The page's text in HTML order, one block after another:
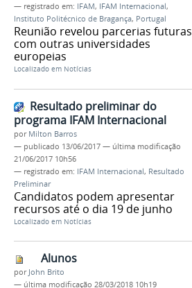
— registrado em: IFAM, IFAM Internacional,
Instituto Politécnico de Bragança, Portugal
Reunião revelou parcerias futuras
com outras universidades
europeias
Localizado em Notícias
Resultado preliminar do
programa IFAM Internacional
por Milton Barros
— publicado 13/06/2017 — última modificação
21/06/2017 10h56
— registrado em: IFAM Internacional, Resultado
Preliminar
Candidatos podem apresentar
recursos até o dia 19 de junho
Localizado em Notícias
Alunos
por John Brito
— última modificação 28/03/2018 10h19